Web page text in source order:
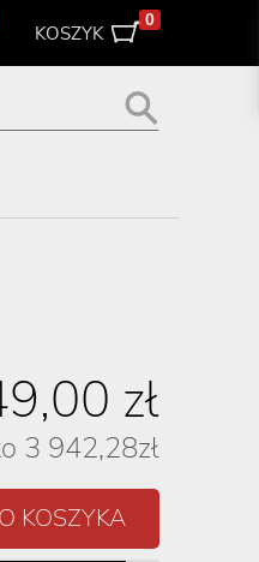
KOSZYK
0
zł
3 942,28zł